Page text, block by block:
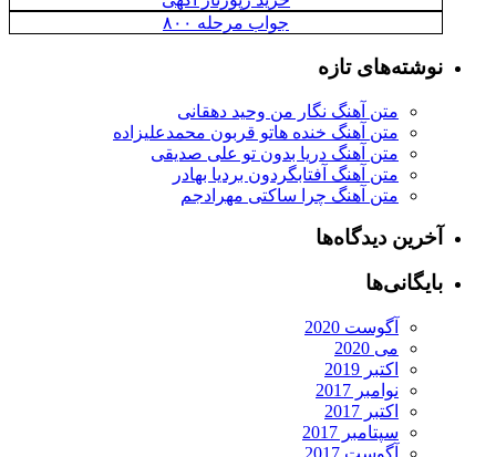
جواب مرحله ۸۰۰
نوشته‌های تازه
متن آهنگ نگار من وحید دهقانی
متن آهنگ خنده هاتو قربون محمدعلیزاده
متن آهنگ دریا بدون تو علی صدیقی
متن آهنگ آفتابگردون بردیا بهادر
متن آهنگ چرا ساکتی مهرادجم
آخرین دیدگاه‌ها
بایگانی‌ها
آگوست 2020
می 2020
اکتبر 2019
نوامبر 2017
اکتبر 2017
سپتامبر 2017
آگوست 2017